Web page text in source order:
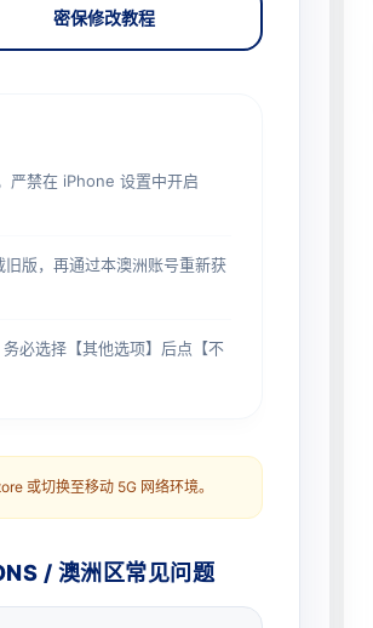
密保修改教程
严禁在 iPhone 设置中开启
版，再通过本澳洲账号重新获
必选择【其他选项】后点【不
或切换至移动 5G 网络环境。
/ 澳洲区常见问题